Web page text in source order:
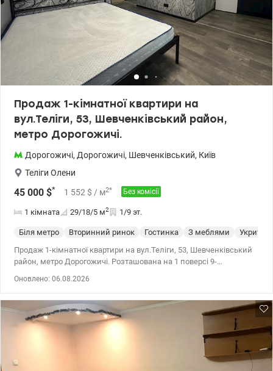
хв транспортом. Ціна: 45000 у.о., тел. 067 409-44-43
Олівія.valion.ua/1151276
Продаж 1-кімнатної квартири на
вул.Теліги, 53, Шевченківський район,
метро Дорогожичі.
Дорогожичі, Дорогожичі, Шевченківський, Київ
Теліги Олени
45 000 $* 1 552 $ / м2* Без комісії
1 кімната 29/18/5 м2 1/9 эт.
Біля метро Вторинний ринок Гостинка З меблями
Укриття
Продаж 1-кімнатної квартири на вул.Теліги, 53, Шевченківський
район, метро Дорогожичі. Розташована на 1 поверсі 9-
телевізор, мікрохвильова піч). Квартира готова для проживання
чи орендного бізнесу. Зручна інфраструктура, до метро
Дорогожичі 10 хвилин пішки. Поруч парк, зупинка громадського
транспорту. Школи, дитячі дошкільні заклади, магазини, банки,
аптеки у пішій доступності. Ціна 45000 у.о.Без комісії. 0503842286,
0975300039 Алла, valion.ua/1555305
Оновлено: 06.08.2026